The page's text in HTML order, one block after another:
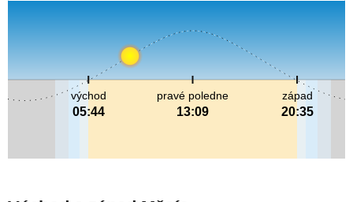
pravé poledne
13:09
východ
05:44
západ
20:35